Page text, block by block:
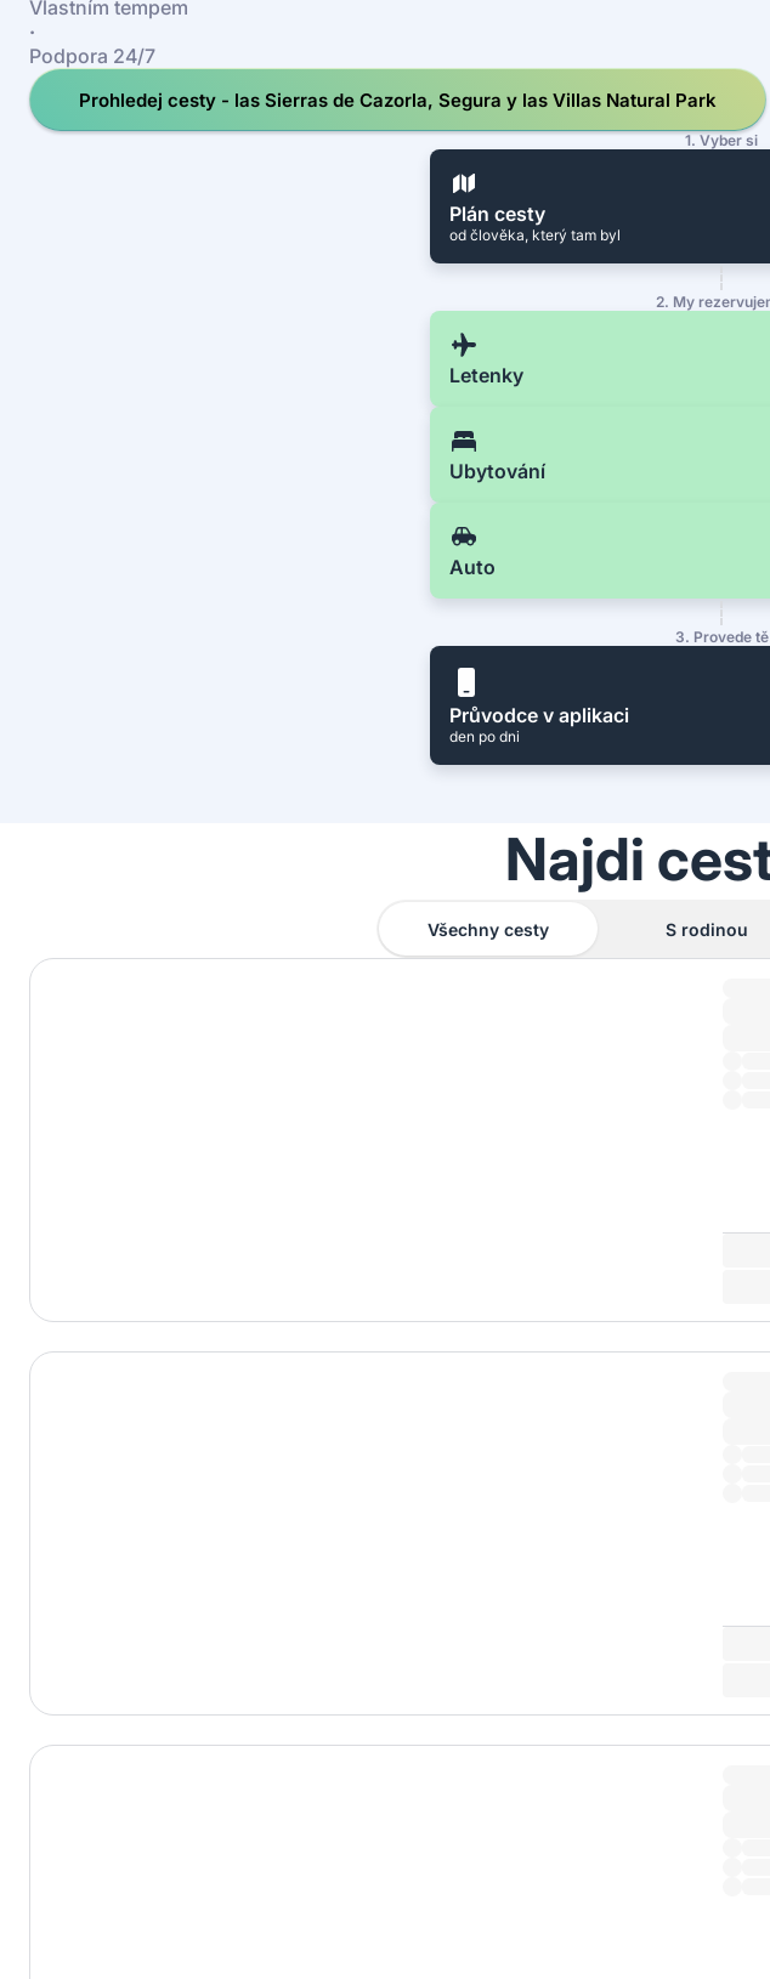
Vlastním tempem
·
Podpora 24/7
Prohledej cesty - las Sierras de Cazorla, Segura y las Villas Natural Park
1. Vyber si
Plán cesty
od člověka, který tam byl
2. My
Letenky
Ubytování
Auto
3. Provede tě
Průvodce v aplikaci
den po dni
Najdi
Všechny cesty S rodinou